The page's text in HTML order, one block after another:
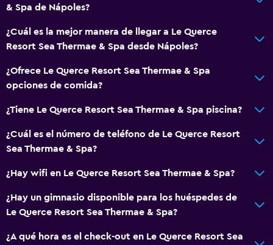
& Spa de Nápoles?
¿Cuál es la mejor manera de llegar a Le Querce
Resort Sea Thermae & Spa desde Nápoles?
¿Ofrece Le Querce Resort Sea Thermae & Spa
opciones de comida?
¿Tiene Le Querce Resort Sea Thermae & Spa piscina?
¿Cuál es el número de teléfono de Le Querce Resort
Sea Thermae & Spa?
¿Hay wifi en Le Querce Resort Sea Thermae & Spa?
¿Hay un gimnasio disponible para los huéspedes de
Le Querce Resort Sea Thermae & Spa?
¿A qué hora es el check-out en Le Querce Resort Sea